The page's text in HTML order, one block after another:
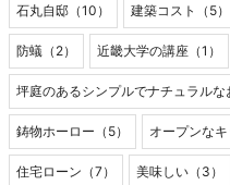
石丸自邸（10） 建築コスト（5）
防蟻（2） 近畿大学の講座（1）
坪庭のあるシンプルでナチュラルな
鋳物ホーロー（5） オープンな
住宅ローン（7） 美味しい（3）